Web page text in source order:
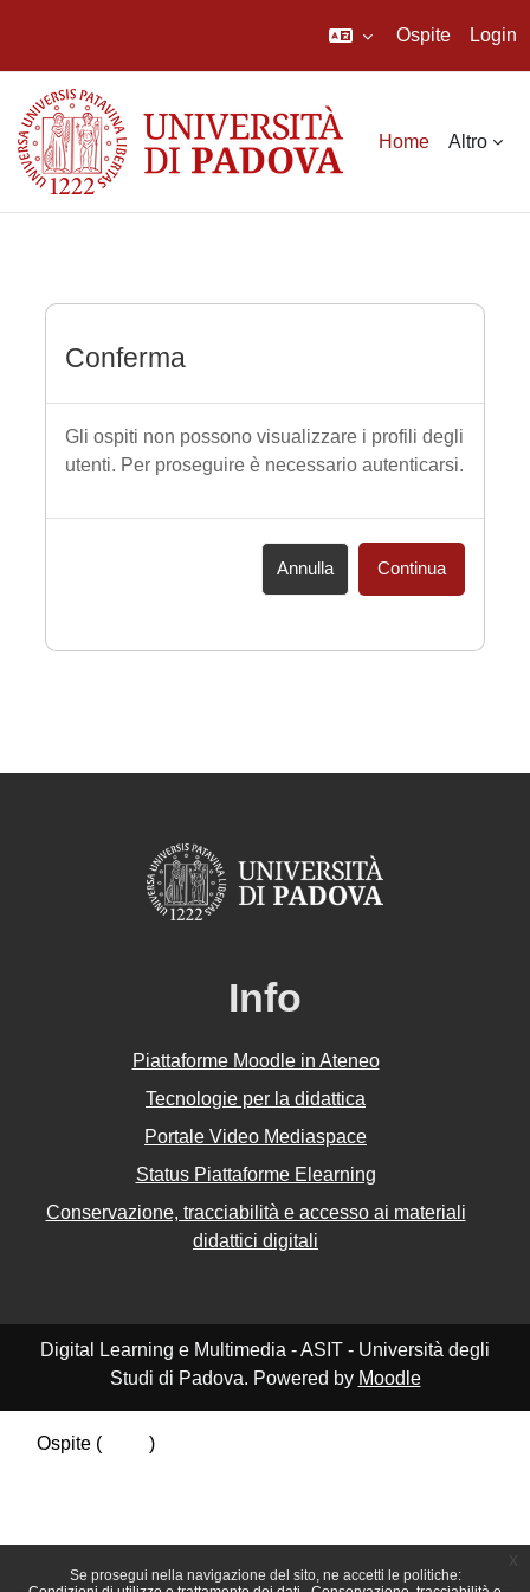
Se prosegui nella navigazione del sito, ne accetti le politiche:
Ospite Login
Home Altro
Conferma
Gli ospiti non possono visualizzare i profili degli
utenti. Per proseguire è necessario autenticarsi.
Annulla Continua
Info
Piattaforme Moodle in Ateneo
Tecnologie per la didattica
Portale Video Mediaspace
Status Piattaforme Elearning
Conservazione, tracciabilità e accesso ai materiali
didattici digitali
Digital Learning e Multimedia - ASIT - Università degli
Studi di Padova. Powered by Moodle
Ospite (
)